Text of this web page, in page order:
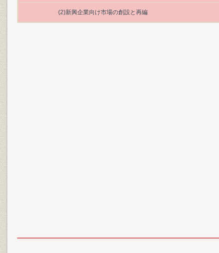
(2)新興企業向け市場の創設と再編